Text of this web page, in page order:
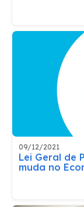
09/12/2021
Lei Geral de
muda no